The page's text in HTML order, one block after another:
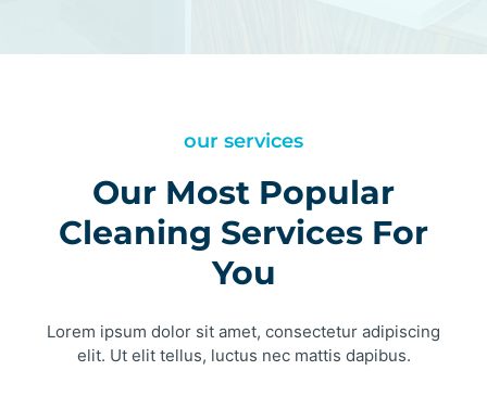
our services
Our Most Popular
Cleaning Services For
You
Lorem ipsum dolor sit amet, consectetur adipiscing
elit. Ut elit tellus, luctus nec mattis dapibus.